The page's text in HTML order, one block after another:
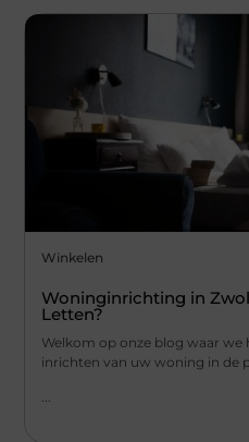
Winkelen
Woninginrichting in
Letten?
Welkom op onze blog waar we
inrichten van uw woning in de
...